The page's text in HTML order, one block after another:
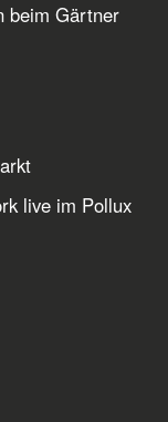
beim Gärtner
live im Pollux